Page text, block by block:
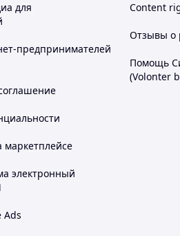
для
предпринимателей
электронный
Ads
Content
Отзывы о
Помощь
(Volonter